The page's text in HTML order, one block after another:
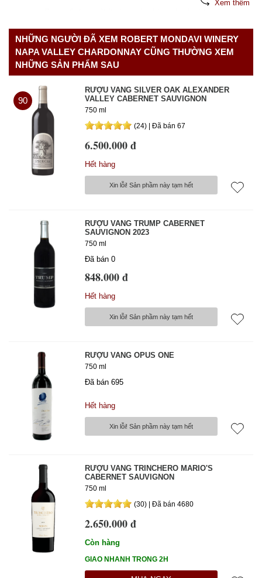
Chất lượng tốt
Phục vụ chu đáo
Thông tin đầy đủ
Hữu ích Thảo luận
Xem thêm
NHỮNG NGƯỜI ĐÃ XEM ROBERT MONDAVI WINERY
NAPA VALLEY CHARDONNAY CŨNG THƯỜNG XEM
NHỮNG SẢN PHẨM SAU
90
RƯỢU VANG SILVER OAK ALEXANDER
VALLEY CABERNET SAUVIGNON
750 ml
(24) | Đã bán 67
6.500.000 đ
Hết hàng
Xin lỗi! Sản phầm này tạm hết
RƯỢU VANG TRUMP CABERNET
SAUVIGNON 2023
750 ml
Đã bán 0
848.000 đ
Hết hàng
Xin lỗi! Sản phầm này tạm hết
RƯỢU VANG OPUS ONE
750 ml
Đã bán 695
Hết hàng
Xin lỗi! Sản phầm này tạm hết
RƯỢU VANG TRINCHERO MARIO'S
CABERNET SAUVIGNON
750 ml
(30) | Đã bán 4680
2.650.000 đ
Còn hàng
GIAO NHANH TRONG 2H